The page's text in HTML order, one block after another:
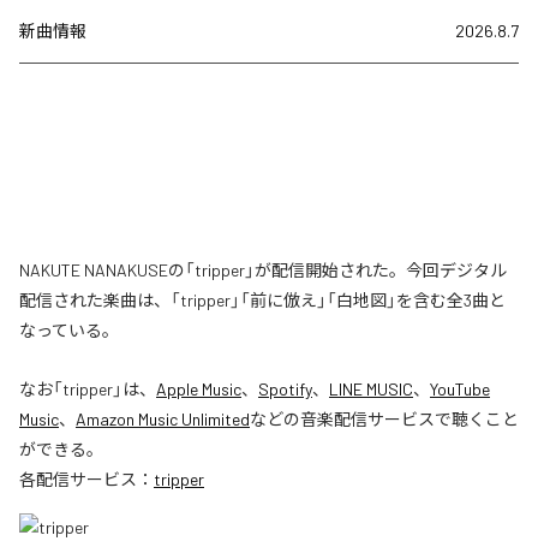
新曲情報 2026.8.7
NAKUTE NANAKUSEの「tripper」が配信開始された。今回デジタル
配信された楽曲は、「tripper」「前に倣え」「白地図」を含む全3曲と
なっている。
なお「tripper」は、 Apple Music、 Spotify、 LINE MUSIC、 YouTube
Music、 Amazon Music Unlimitedなどの音楽配信サービスで聴くこと
ができる。
各配信サービス： tripper